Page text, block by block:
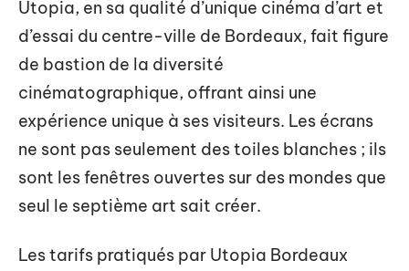
Utopia, en sa qualité d’unique cinéma d’art et
d’essai du centre-ville de Bordeaux, fait figure
de bastion de la diversité
cinématographique, offrant ainsi une
expérience unique à ses visiteurs. Les écrans
ne sont pas seulement des toiles blanches ; ils
sont les fenêtres ouvertes sur des mondes que
seul le septième art sait créer.
Les tarifs pratiqués par Utopia Bordeaux